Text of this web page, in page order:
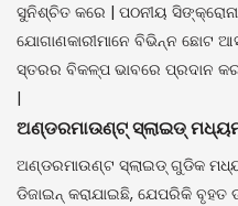
ସୁନିଶ୍ଚିତ କରେ | ପଠନୀୟ
ଯୋଗାଣକାରୀମାନେ ବିଭିନ୍ନ ଛୋଟ
ସ୍ତରର ବିକଳ୍ପ ଭାବରେ ପ୍ରଦାନ
|
ଅଣ୍ଡରମାଉଣ୍ଟ୍ ସ୍ଲାଇଡ୍
ଅଣ୍ଡରମାଉଣ୍ଟ ସ୍ଲାଇଡ୍ ଗୁଡିକ
ଡିଜାଇନ୍ କରାଯାଇଛି, ଯେପରିକି ବୃହତ